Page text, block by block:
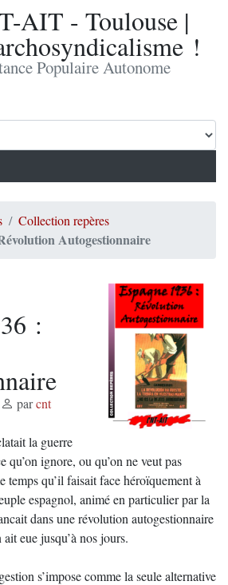
AIT - Toulouse |
!
Populaire Autonome
Collection repères
Autogestionnaire
:
parcnt
la guerre
ignore, ou qu’on ne veut pas
temps qu’il faisait face héroïquement à
espagnol, animé en particulier par la
dans une révolution autogestionnaire
eue jusqu’à nos jours.
s’impose comme la seule alternative